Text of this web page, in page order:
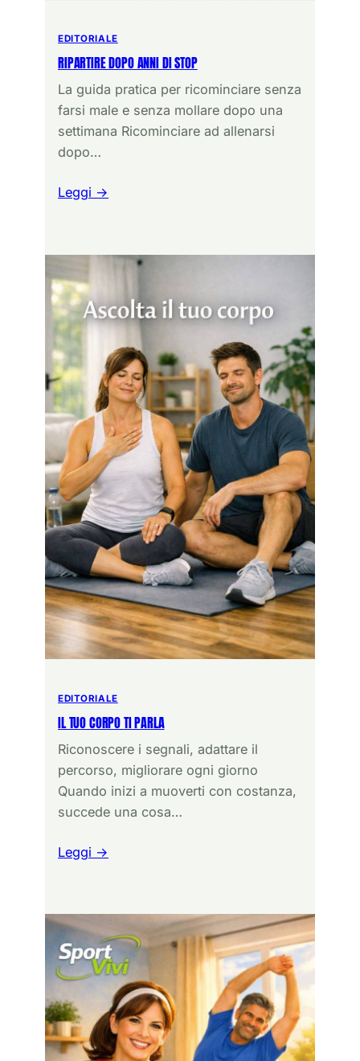
EDITORIALE
RIPARTIRE DOPO ANNI DI STOP
La guida pratica per ricominciare senza
farsi male e senza mollare dopo una
settimana Ricominciare ad allenarsi
dopo…
Leggi →
EDITORIALE
IL TUO CORPO TI PARLA
Riconoscere i segnali, adattare il
percorso, migliorare ogni giorno
Quando inizi a muoverti con costanza,
succede una cosa…
Leggi →